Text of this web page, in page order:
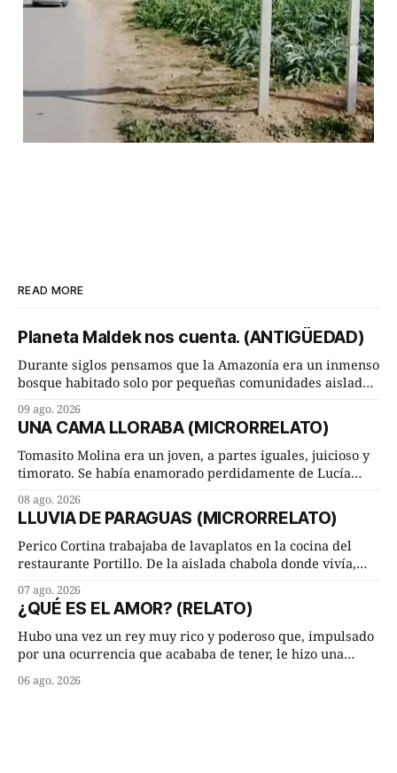
READ MORE
Planeta Maldek nos cuenta. (ANTIGÜEDAD)
Durante siglos pensamos que la Amazonía era un inmenso
bosque habitado solo por pequeñas comunidades aisladas.
incompleta. Un equipo internacional de arqueólogos,
liderado por el investigador finlandés Martti Pärssinen,
de la Universidad de Helsinki, junto con especialistas de
Brasil y
09 ago. 2026
UNA CAMA LLORABA (MICRORRELATO)
Tomasito Molina era un joven, a partes iguales, juicioso y
timorato. Se había enamorado perdidamente de Lucía
ambos les iba de maravilla. Pero mantenían absoluta
discrepancia en un deseo ineluctable por parte de ella.
Lucía Arriate quería que ellos
08 ago. 2026
LLUVIA DE PARAGUAS (MICRORRELATO)
Perico Cortina trabajaba de lavaplatos en la cocina del
restaurante Portillo. De la aislada chabola donde vivía,
cuarto de hora andando a buen paso. Cierta noche,
terminada su jornada laboral caminaba él hacía su mísera
morada cundo comenzó a llover
07 ago. 2026
¿QUÉ ES EL AMOR? (RELATO)
Hubo una vez un rey muy rico y poderoso que, impulsado
por una ocurrencia que acababa de tener, le hizo una
Dime, hombre sabio, ¿qué es el amor según tú? Su
06 ago. 2026